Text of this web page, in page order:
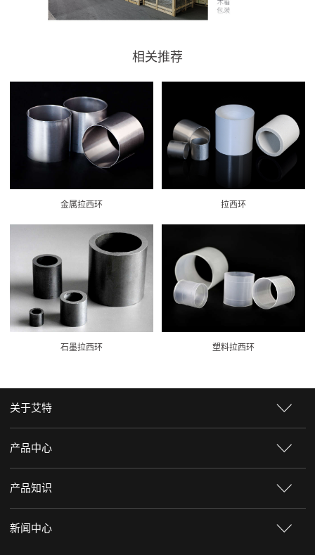
相关推荐
金属拉西环 拉西环
石墨拉西环 塑料拉西环
关于艾特
产品中心
产品知识
新闻中心